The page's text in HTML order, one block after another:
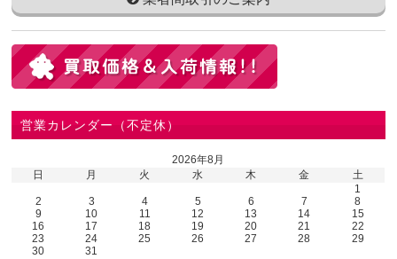
営業カレンダー（不定休）
2026年8月
日
月 火 水 木 金
土
1
2
3 4 5 6 7
8
9
10 11 12 13 14
15
16
17 18 19 20 21
22
23
24 25 26 27 28
29
30
31